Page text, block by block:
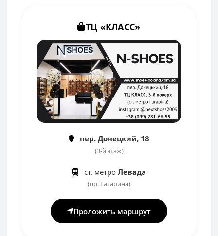
ТЦ «КЛАСС»
пер. Донецкий, 18
(3-й этаж)
ст. метро Левада
(пр. Гагарина)
Проложить маршрут